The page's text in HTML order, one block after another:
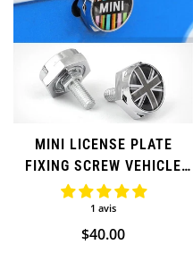
MINI LICENSE PLATE
FIXING SCREW VEHICLE
DECOR
1 avis
Prix
$40.00